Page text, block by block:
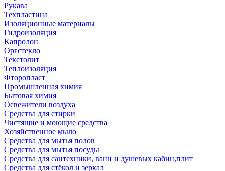
Рукава
Техпластина
Изоляционные материалы
Гидроизоляция
Капролон
Оргстекло
Текстолит
Теплоизоляция
Фторопласт
Промышленная химия
Бытовая химия
Освежители воздуха
Средства для стирки
Чистящие и моющие средства
Хозяйственное мыло
Средства для мытья полов
Средства для мытья посуды
Средства для сантехники, ванн и душевых кабин,плит
Средства для стёкол и зеркал